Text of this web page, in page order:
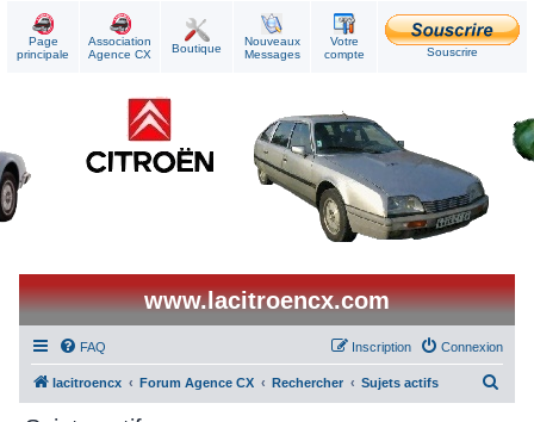
Page
principale
Association
Agence CX
Boutique
Nouveaux
Messages
Votre
compte
Souscrire
www.lacitroencx.com
FAQ Connexion
Inscription
lacitroencx Forum Agence CX Rechercher Sujets actifs